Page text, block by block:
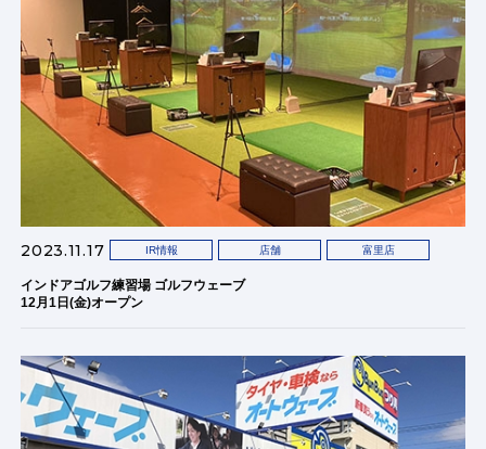
2023.11.17 IR情報 店舗 富里店
インドアゴルフ練習場 ゴルフウェーブ
12月1日(金)オープン